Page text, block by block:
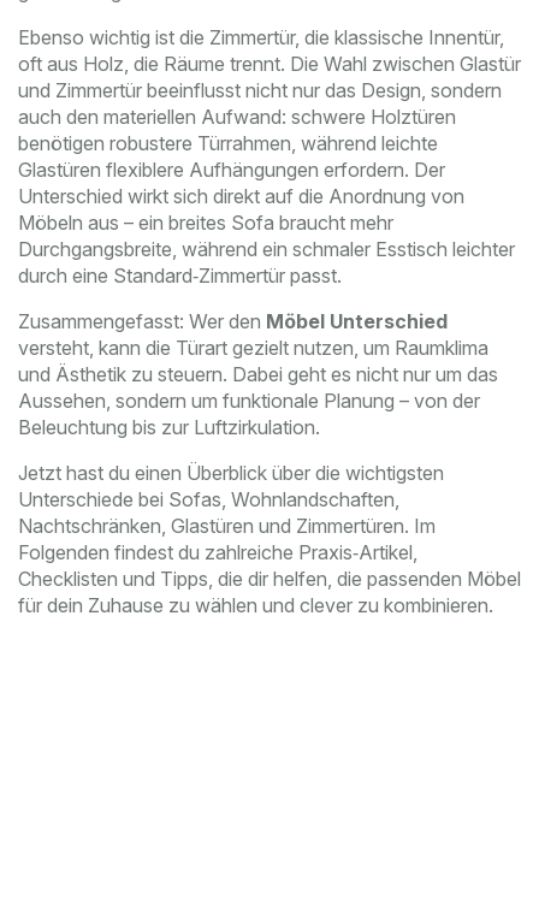
Ebenso wichtig ist die Zimmertür, die klassische Innen­tür,
oft aus Holz, die Räume trennt. Die Wahl zwischen Glastür
und Zimmertür beeinflusst nicht nur das Design, sondern
auch den materiellen Aufwand: schwere Holztüren
benötigen robustere Türrahmen, während leichte
Glastüren flexiblere Aufhängungen erfordern. Der
Unterschied wirkt sich direkt auf die Anordnung von
Möbeln aus – ein breites Sofa braucht mehr
Durchgangsbreite, während ein schmaler Esstisch leichter
durch eine Standard‑Zimmertür passt.
Zusammengefasst: Wer den Möbel Unterschied
versteht, kann die Türart gezielt nutzen, um Raumklima
und Ästhetik zu steuern. Dabei geht es nicht nur um das
Aussehen, sondern um funktionale Planung – von der
Beleuchtung bis zur Luftzirkulation.
Jetzt hast du einen Überblick über die wichtigsten
Unterschiede bei Sofas, Wohnlandschaften,
Nachtschränken, Glastüren und Zimmertüren. Im
Folgenden findest du zahlreiche Praxis‑Artikel,
Checklisten und Tipps, die dir helfen, die passenden Möbel
für dein Zuhause zu wählen und clever zu kombinieren.